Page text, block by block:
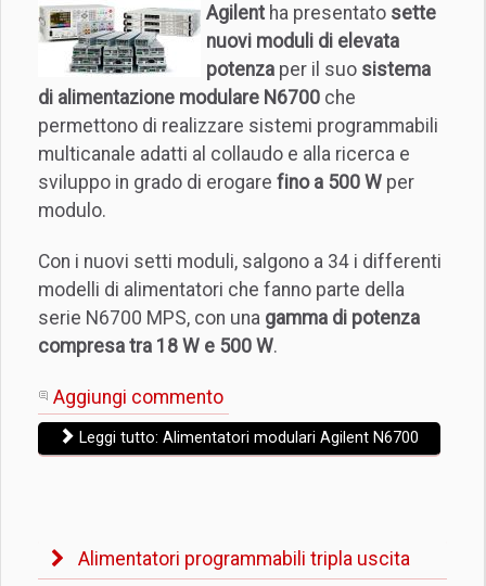
Agilent ha presentato sette
nuovi moduli di elevata
potenza per il suo sistema
di alimentazione modulare N6700 che
permettono di realizzare sistemi programmabili
multicanale adatti al collaudo e alla ricerca e
sviluppo in grado di erogare fino a 500 W per
modulo.
Con i nuovi setti moduli, salgono a 34 i differenti
modelli di alimentatori che fanno parte della
serie N6700 MPS, con una gamma di potenza
compresa tra 18 W e 500 W.
Aggiungi commento
Leggi tutto: Alimentatori modulari Agilent N6700
Alimentatori programmabili tripla uscita